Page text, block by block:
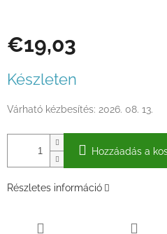
€19,03
Készleten
Várható kézbesítés: 2026. 08. 13.
Hozzáadás a
Részletes információ